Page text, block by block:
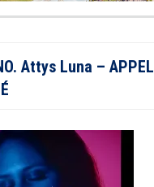
Attys Luna – APPEL